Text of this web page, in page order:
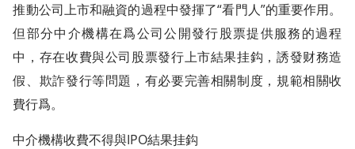
推動公司上市和融資的過程中發揮了“看門人”的重要作用。
但部分中介機構在爲公司公開發行股票提供服務的過程
中，存在收費與公司股票發行上市結果挂鈎，誘發财務造
假、欺詐發行等問題，有必要完善相關制度，規範相關收
費行爲。
中介機構收費不得與IPO結果挂鈎